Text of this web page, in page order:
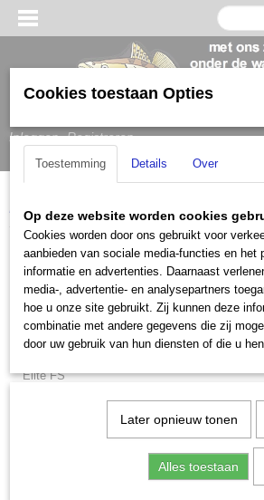
Inloggen Registreren
Home > Lowrance Accessoires
Lowrance
Hook 2
Lowrance Eagle
HOOK Reveal
Elite FS
Lowrance HDS PRO
1 2 »
Cookies toestaan Opties
Toestemming Details Over
Op deze website worden cookies
Cookies worden door ons gebruikt voor
aanbieden van sociale media-functies en het
informatie en advertenties. Daarnaast
media-, advertentie- en analysepartners
hoe u onze site gebruikt. Zij kunnen deze
combinatie met andere gegevens die zij
door uw gebruik van hun diensten of die u
Later opnieuw tonen
Alles toestaan